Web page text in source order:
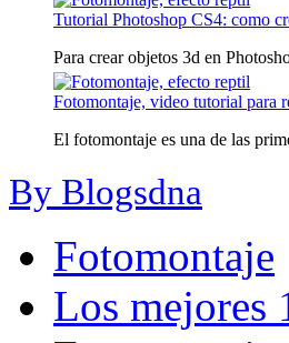
Tutorial Photoshop CS4: como
Para crear objetos 3d en
Fotomontaje, video tutorial para
El fotomontaje es una de las
By Blogsdna
Fotomontaje
Los mejores